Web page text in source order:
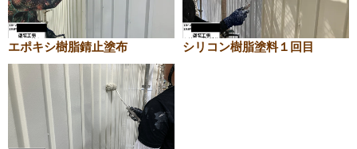
エポキシ樹脂錆止塗布 シリコン樹脂塗料１回目